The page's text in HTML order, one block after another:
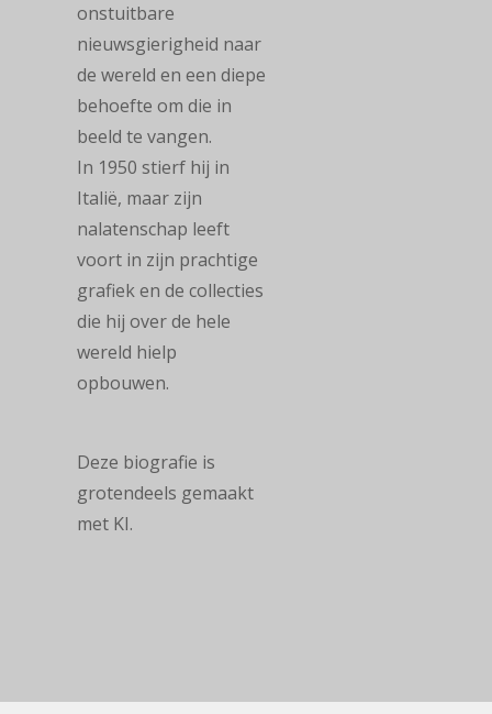
onstuitbare
nieuwsgierigheid naar
de wereld en een diepe
behoefte om die in
beeld te vangen.
In 1950 stierf hij in
Italië, maar zijn
nalatenschap leeft
voort in zijn prachtige
grafiek en de collecties
die hij over de hele
wereld hielp
opbouwen.
Deze biografie is
grotendeels gemaakt
met KI.